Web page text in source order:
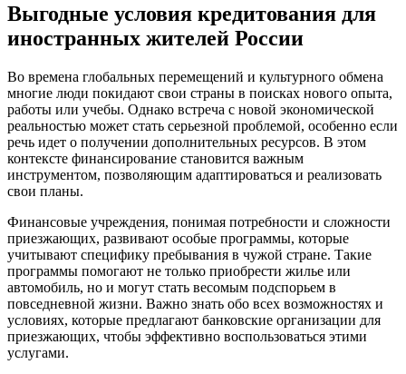
Выгодные условия кредитования для
иностранных жителей России
Во времена глобальных перемещений и культурного обмена
многие люди покидают свои страны в поисках нового опыта,
работы или учебы. Однако встреча с новой экономической
реальностью может стать серьезной проблемой, особенно если
речь идет о получении дополнительных ресурсов. В этом
контексте финансирование становится важным
инструментом, позволяющим адаптироваться и реализовать
свои планы.
Финансовые учреждения, понимая потребности и сложности
приезжающих, развивают особые программы, которые
учитывают специфику пребывания в чужой стране. Такие
программы помогают не только приобрести жилье или
автомобиль, но и могут стать весомым подспорьем в
повседневной жизни. Важно знать обо всех возможностях и
условиях, которые предлагают банковские организации для
приезжающих, чтобы эффективно воспользоваться этими
услугами.